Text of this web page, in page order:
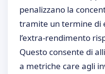
penalizzano la
tramite un termine di
l’extra-rendimento
Questo consente di
a metriche care agli